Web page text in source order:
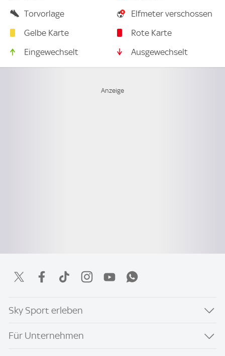
Torvorlage
Elfmeter verschossen
Gelbe Karte
Rote Karte
Eingewechselt
Ausgewechselt
Sky Sport erleben
Für Unternehmen